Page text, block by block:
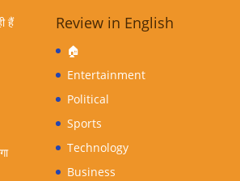
हैं Review in English
🏠
Entertainment
Political
Sports
Technology
Business